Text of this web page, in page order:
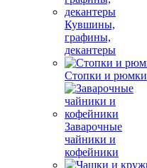
Кувшины,
графины,
декантеры
Стопки и рюмки
Заварочные
чайники и
кофейники